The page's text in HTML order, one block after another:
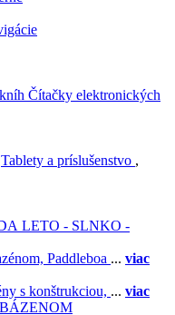
Čítačky elektronických
Tablety a príslušenstvo ,
LETO - SLNKO -
Paddleboa ... viac
s konštrukciou, ... viac